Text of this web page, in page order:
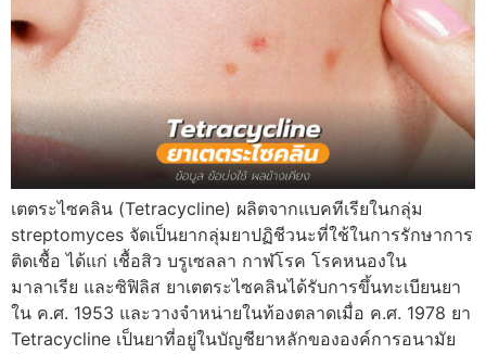
เตตระไซคลิน (Tetracycline) ผลิตจากแบคทีเรียในกลุ่ม
streptomyces จัดเป็นยากลุ่มยาปฏิชีวนะที่ใช้ในการรักษาการ
ติดเชื้อ ได้แก่ เชื้อสิว บรูเซลลา กาฬโรค โรคหนองใน
มาลาเรีย และซิฟิลิส ยาเตตระไซคลินได้รับการขึ้นทะเบียนยา
ใน ค.ศ. 1953 และวางจำหน่ายในท้องตลาดเมื่อ ค.ศ. 1978 ยา
Tetracycline เป็นยาที่อยู่ในบัญชียาหลักขององค์การอนามัย